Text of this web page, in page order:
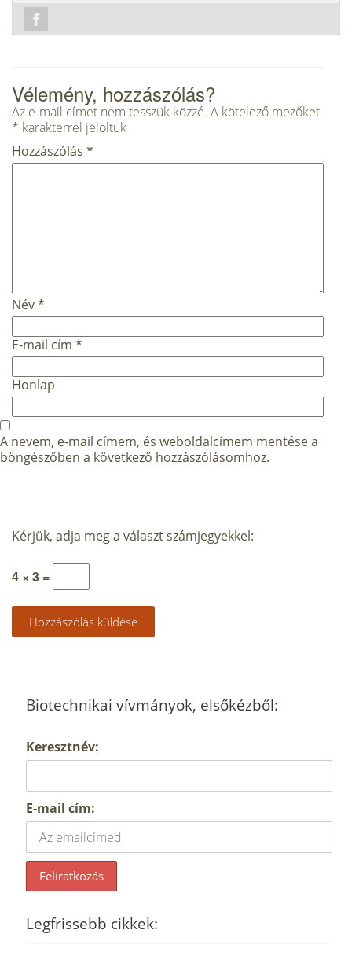
Vélemény, hozzászólás?
Az e-mail címet nem tesszük közzé. A kötelező mezőket
* karakterrel jelöltük
Hozzászólás *
Név*
E-mail cím *
Honlap
A nevem, e-mail címem, és weboldalcímem mentése a
böngészőben a következő hozzászólásomhoz.
Kérjük, adja meg a választ számjegyekkel:
4 × 3 =
Biotechnikai vívmányok, elsőkézből:
Keresztnév:
E-mail cím:
Legfrissebb cikkek: